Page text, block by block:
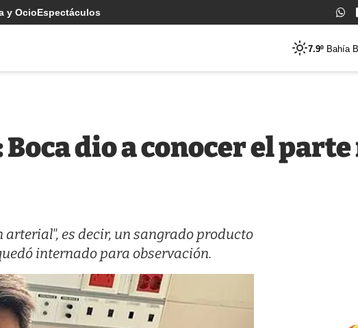
y OcioEspectáculos
7.9º Bahía
dio a conocer el
arterial", es decir, un sangrado producto
internado para observación.